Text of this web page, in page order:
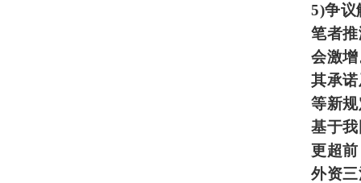
5)争议
笔者
会激
其承
等新
基于
更超
外资